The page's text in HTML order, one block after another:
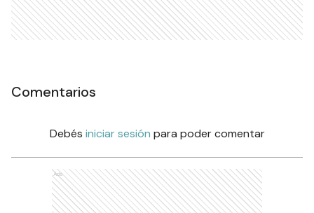
Comentarios
Debés iniciar sesión para poder comentar
Ads